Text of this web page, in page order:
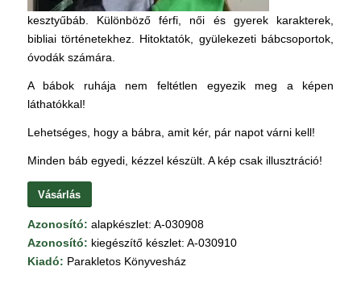
kesztyűbáb. Különböző férfi, női és gyerek karakterek,
bibliai történetekhez. Hitoktatók, gyülekezeti bábcsoportok,
óvodák számára.
A bábok ruhája nem feltétlen egyezik meg a képen
láthatókkal!
Lehetséges, hogy a bábra, amit kér, pár napot várni kell!
Minden báb egyedi, kézzel készült. A kép csak illusztráció!
Vásárlás
Azonosító: alapkészlet: A-030908
Azonosító: kiegészítő készlet: A-030910
Kiadó: Parakletos Könyvesház